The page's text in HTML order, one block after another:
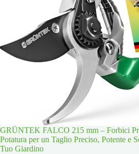
GRÜNTEK FALCO 215 mm – Forbici
Potatura per un Taglio Preciso, Potente e
Tuo Giardino